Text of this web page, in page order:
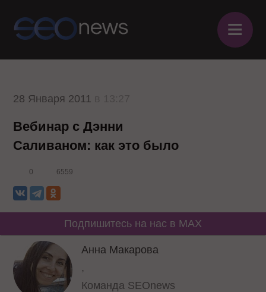
≡
28 Января 2011
Вебинар с Дэнни
Саливаном: как это было
0 6559
Подпишитесь на нас в MAX
Анна Макарова
,
Команда SEOnews